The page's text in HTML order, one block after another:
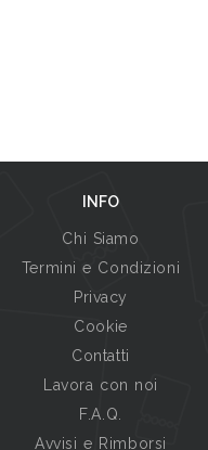
INFO
Chi Siamo
Termini e Condizioni
Privacy
Cookie
Contatti
Lavora con noi
F.A.Q.
Avvisi e Rimborsi